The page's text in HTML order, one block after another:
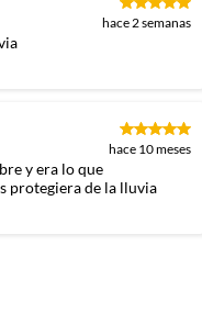
hace 2 semanas
hace 10 meses
y era lo que
protegiera de la lluvia